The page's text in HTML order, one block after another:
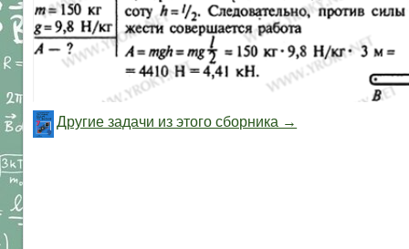
Другие задачи из этого сборника →